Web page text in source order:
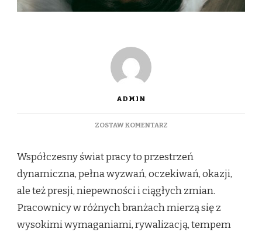
ADMIN
ZOSTAW KOMENTARZDO
PRACY
–
ODRÓŻNIĆ
MOTYWACJĘ
OD
WYPALENIA?
Współczesny świat pracy to przestrzeń
dynamiczna, pełna wyzwań, oczekiwań, okazji,
ale też presji, niepewności i ciągłych zmian.
Pracownicy w różnych branżach mierzą się z
wysokimi wymaganiami, rywalizacją, tempem